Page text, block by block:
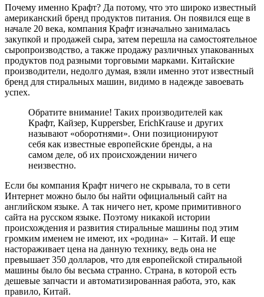
Почему именно Крафт? Да потому, что это широко известный
американский бренд продуктов питания. Он появился еще в
начале 20 века, компания Крафт изначально занималась
закупкой и продажей сыра, затем перешла на самостоятельное
сыропроизводство, а также продажу различных упакованных
продуктов под разными торговыми марками. Китайские
производители, недолго думая, взяли именно этот известный
бренд для стиральных машин, видимо в надежде завоевать
успех.
Обратите внимание! Таких производителей как
Крафт, Кайзер, Kuppersber, ErichKrause и других
называют «оборотнями». Они позиционируют
себя как известные европейские бренды, а на
самом деле, об их происхождении ничего
неизвестно.
Если бы компания Крафт ничего не скрывала, то в сети
Интернет можно было бы найти официальный сайт на
английском языке. А так ничего нет, кроме примитивного
сайта на русском языке. Поэтому никакой истории
происхождения и развития стиральные машины под этим
громким именем не имеют, их «родина» – Китай. И еще
настораживает цена на данную технику, ведь она не
превышает 350 долларов, что для европейской стиральной
машины было бы весьма странно. Страна, в которой есть
дешевые запчасти и автоматизированная работа, это, как
правило, Китай.